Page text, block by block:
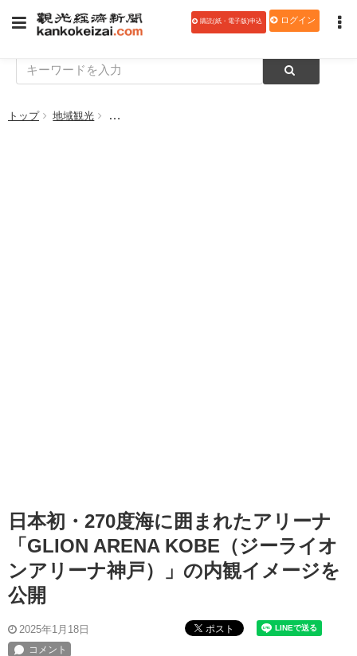
購読(紙・電子版)申込 ログイン
トップ 地域観光 日本初・270度海に囲まれたアリーナ「GLION
日本初・270度海に囲まれたアリーナ
「GLION ARENA KOBE（ジーライオ
ンアリーナ神戸）」の内観イメージを
公開
2025年1月18日 ポスト